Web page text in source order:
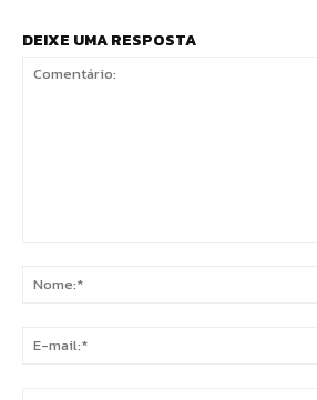
DEIXE UMA RESPOSTA